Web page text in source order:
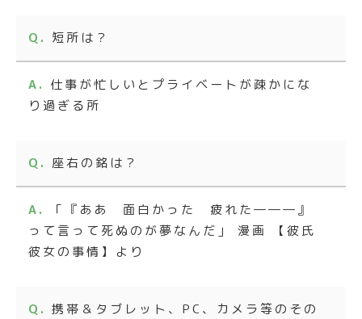
短所は？
仕事が忙しいとプライベートが疎かにな
り過ぎる所
座右の銘は？
「『ああ 面白かった 疲れた―――』
って言って死ぬのが夢なんだ」 漫画 【彼氏
彼女の事情】より
携帯＆タブレット、PC、カメラ等のその